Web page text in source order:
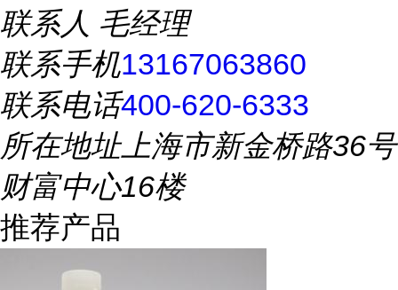
联系人 毛经理
联系手机13167063860
联系电话400-620-6333
所在地址上海市新金桥路36号
财富中心16楼
推荐产品